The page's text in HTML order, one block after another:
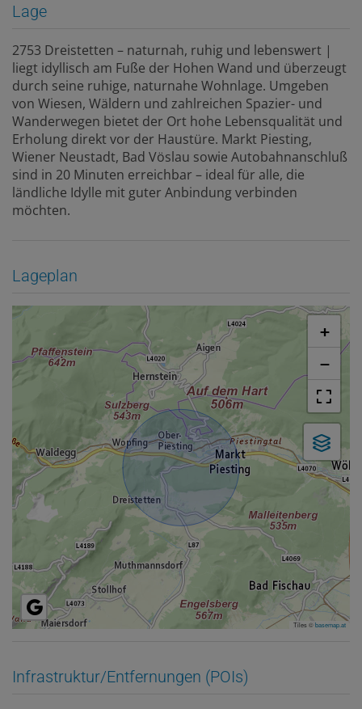
Lage
2753 Dreistetten – naturnah, ruhig und lebenswert |
liegt idyllisch am Fuße der Hohen Wand und überzeugt
durch seine ruhige, naturnahe Wohnlage. Umgeben
von Wiesen, Wäldern und zahlreichen Spazier- und
Wanderwegen bietet der Ort hohe Lebensqualität und
Erholung direkt vor der Haustüre. Markt Piesting,
Wiener Neustadt, Bad Vöslau sowie Autobahnanschluß
sind in 20 Minuten erreichbar – ideal für alle, die
ländliche Idylle mit guter Anbindung verbinden
möchten.
Lageplan
+
−
Tiles ©basemap.at
Infrastruktur/Entfernungen (POIs)